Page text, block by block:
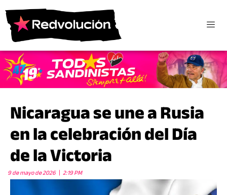
Nicaragua se une a Rusia
en la celebración del Día
de la Victoria
9 de mayo de 2026 2:19 PM